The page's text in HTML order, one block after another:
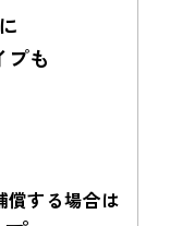
プも
償する場合は